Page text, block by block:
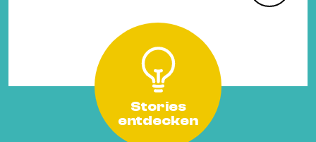
Stories
entdecken